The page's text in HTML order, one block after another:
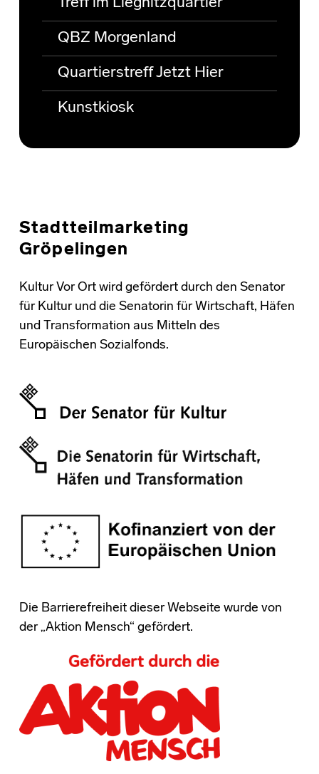
QBZ Morgenland
Quartierstreff Jetzt Hier
Kunstkiosk
Stadtteilmarketing
Gröpelingen
Kultur Vor Ort wird gefördert durch den Senator
für Kultur und die Senatorin für Wirtschaft, Häfen
und Transformation aus Mitteln des
Europäischen Sozialfonds.
Die Barrierefreiheit dieser Webseite wurde von
der „Aktion Mensch“ gefördert.